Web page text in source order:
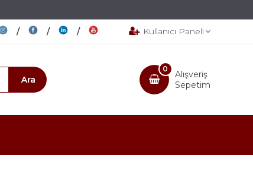
Kullanıcı Paneli
Alışveriş
Sepetim
0